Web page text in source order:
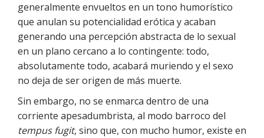
generalmente envueltos en un tono humorístico
que anulan su potencialidad erótica y acaban
generando una percepción abstracta de lo sexual
en un plano cercano a lo contingente: todo,
absolutamente todo, acabará muriendo y el sexo
no deja de ser origen de más muerte.
Sin embargo, no se enmarca dentro de una
corriente apesadumbrista, al modo barroco del
tempus fugit, sino que, con mucho humor, existe en